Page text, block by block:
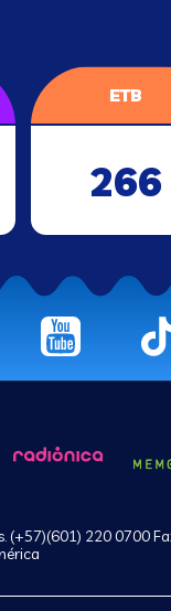
ETB
266
(+57)(601) 220 0700